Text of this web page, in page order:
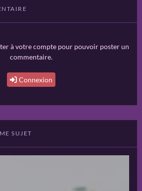
à votre compte pour pouvoir poster un
commentaire.
Connexion
SUJET